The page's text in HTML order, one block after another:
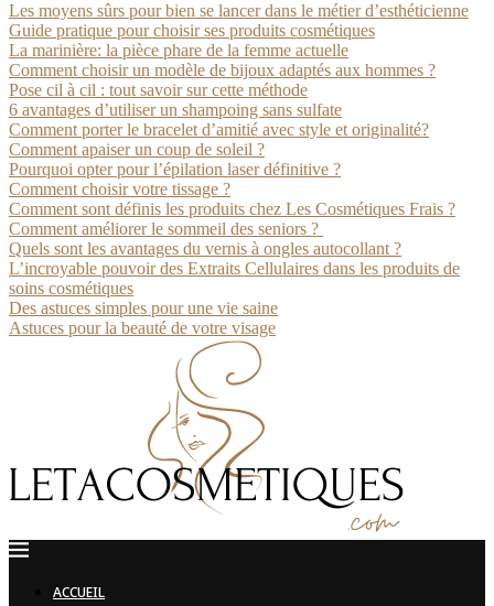
Les moyens sûrs pour bien se lancer dans le métier d’esthéticienne
Guide pratique pour choisir ses produits cosmétiques
La marinière: la pièce phare de la femme actuelle
Comment choisir un modèle de bijoux adaptés aux hommes ?
Pose cil à cil : tout savoir sur cette méthode
6 avantages d’utiliser un shampoing sans sulfate
Comment porter le bracelet d’amitié avec style et originalité?
Comment apaiser un coup de soleil ?
Pourquoi opter pour l’épilation laser définitive ?
Comment choisir votre tissage ?
Comment sont définis les produits chez Les Cosmétiques Frais ?
Comment améliorer le sommeil des seniors ?
Quels sont les avantages du vernis à ongles autocollant ?
L’incroyable pouvoir des Extraits Cellulaires dans les produits de
soins cosmétiques
Des astuces simples pour une vie saine
Astuces pour la beauté de votre visage
ACCUEIL